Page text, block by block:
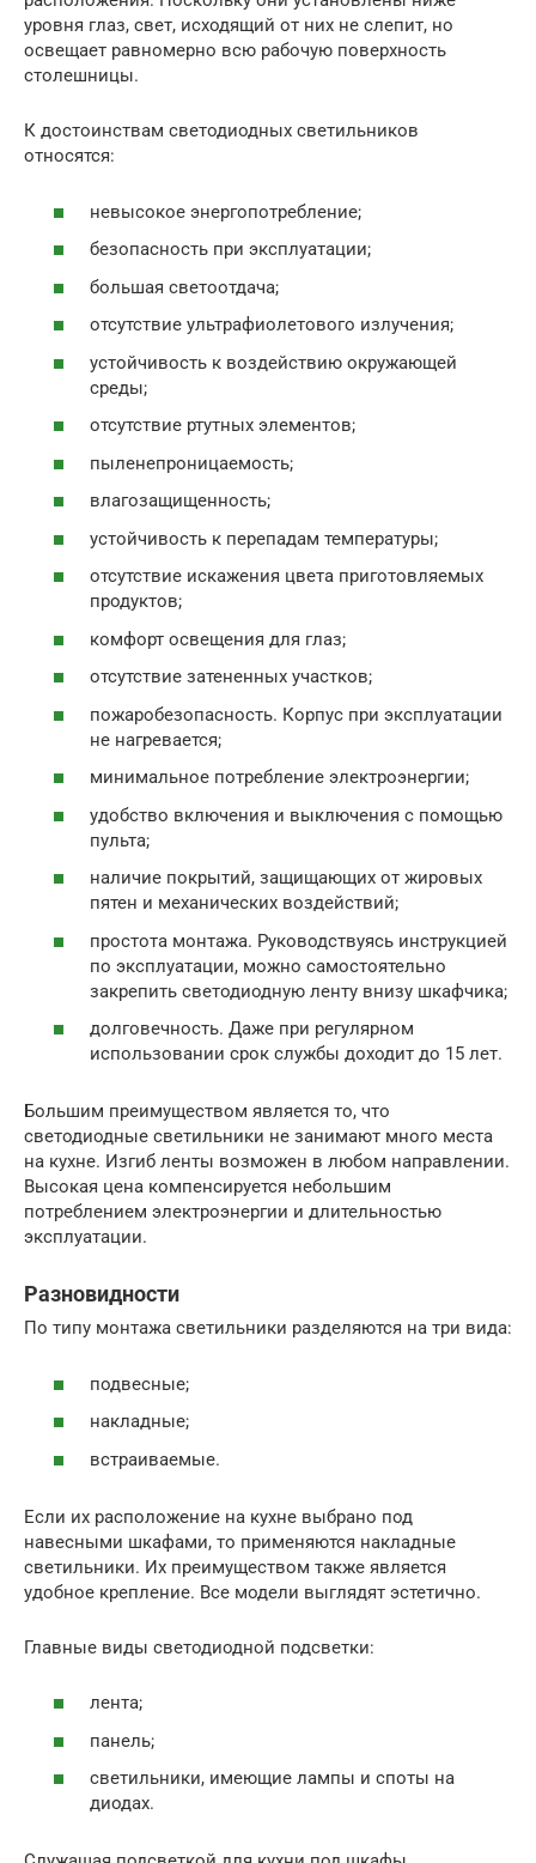
уровня глаз, свет, исходящий от них не слепит, но
освещает равномерно всю рабочую поверхность
столешницы.
К достоинствам светодиодных светильников
относятся:
невысокое энергопотребление;
безопасность при эксплуатации;
большая светоотдача;
отсутствие ультрафиолетового излучения;
устойчивость к воздействию окружающей
среды;
отсутствие ртутных элементов;
пыленепроницаемость;
влагозащищенность;
устойчивость к перепадам температуры;
отсутствие искажения цвета приготовляемых
продуктов;
комфорт освещения для глаз;
отсутствие затененных участков;
пожаробезопасность. Корпус при эксплуатации
не нагревается;
минимальное потребление электроэнергии;
удобство включения и выключения с помощью
пульта;
наличие покрытий, защищающих от жировых
пятен и механических воздействий;
простота монтажа. Руководствуясь инструкцией
по эксплуатации, можно самостоятельно
закрепить светодиодную ленту внизу шкафчика;
долговечность. Даже при регулярном
использовании срок службы доходит до 15 лет.
Большим преимуществом является то, что
светодиодные светильники не занимают много места
на кухне. Изгиб ленты возможен в любом направлении.
Высокая цена компенсируется небольшим
потреблением электроэнергии и длительностью
эксплуатации.
Разновидности
По типу монтажа светильники разделяются на три вида:
подвесные;
накладные;
встраиваемые.
Если их расположение на кухне выбрано под
навесными шкафами, то применяются накладные
светильники. Их преимуществом также является
удобное крепление. Все модели выглядят эстетично.
Главные виды светодиодной подсветки:
лента;
панель;
светильники, имеющие лампы и споты на
диодах.